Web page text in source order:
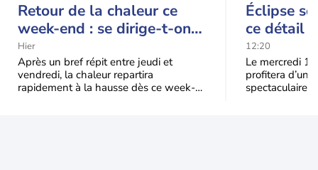
Retour de la chaleur ce
week-end : se dirige-t-on
vers une cinquième vague
de chaleur en France ?
Hier
Après un bref répit entre jeudi et
vendredi, la chaleur repartira
rapidement à la hausse dès ce week-
Éclipse
ce détail
spectacle
12:20
Le mercredi
profitera
spectaculaire,